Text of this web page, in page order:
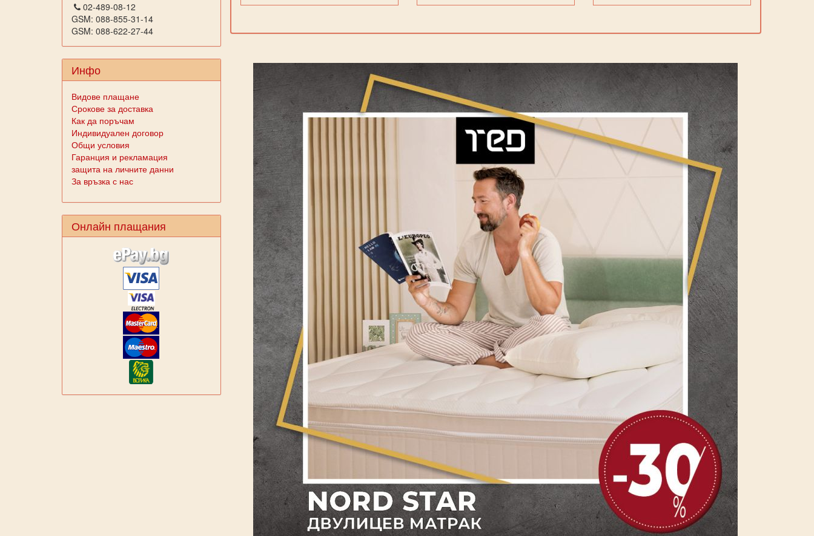
02-489-08-12
GSM: 088-855-31-14
GSM: 088-622-27-44
Инфо
Видове плащане
Срокове за доставка
Как да поръчам
Индивидуален договор
Общи условия
Гаранция и рекламация
защита на личните данни
За връзка с нас
Онлайн плащания